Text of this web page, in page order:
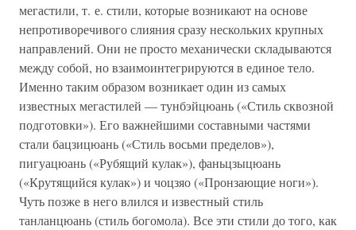
мегастили, т. е. стили, которые возникают на основе
непротиворечивого слияния сразу нескольких крупных
направлений. Они не просто механически складываются
между собой, но взаимоинтегрируются в единое тело.
Именно таким образом возникает один из самых
известных мегастилей — тунбэйцюань («Стиль сквозной
подготовки»). Его важнейшими составными частями
стали бацзицюань («Стиль восьми пределов»),
пигуацюань («Рубящий кулак»), фаньцзыцюань
(«Крутящийся кулак») и чоцзяо («Пронзающие ноги»).
Чуть позже в него влился и известный стиль
танланцюань (стиль богомола). Все эти стили до того, как